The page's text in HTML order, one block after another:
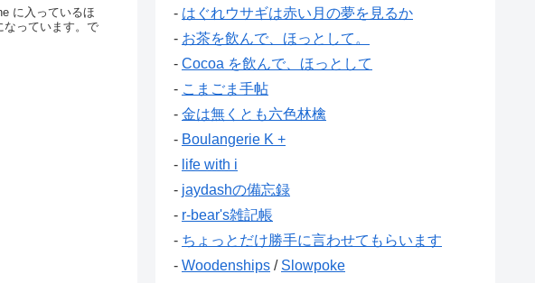
に入っているほ
なっています。で
- はぐれウサギは赤い月の夢を見るか
- お茶を飲んで、ほっとして。
- Cocoa を飲んで、ほっとして
- こまごま手帖
- 金は無くとも六色林檎
- Boulangerie K +
- life with i
- jaydashの備忘録
- r-bear's雑記帳
- ちょっとだけ勝手に言わせてもらいます
- Woodenships / Slowpoke